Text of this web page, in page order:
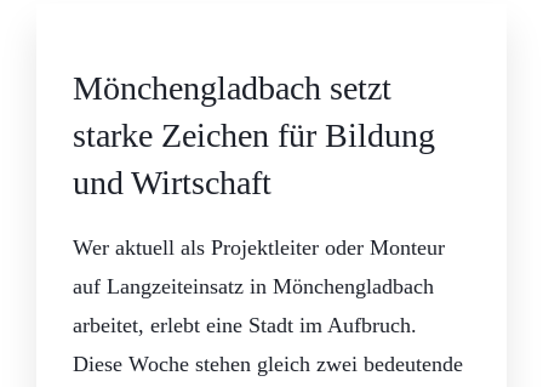
Mönchengladbach setzt
starke Zeichen für Bildung
und Wirtschaft
Wer aktuell als Projektleiter oder Monteur
auf Langzeiteinsatz in Mönchengladbach
arbeitet, erlebt eine Stadt im Aufbruch.
Diese Woche stehen gleich zwei bedeutende